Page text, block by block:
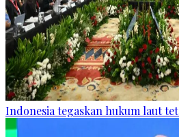
Indonesia tegaskan hukum laut